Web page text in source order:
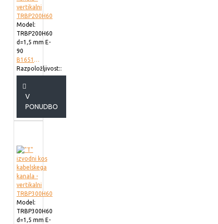
Model:
TRBP200H60
d=1,5 mm E-
90
B165102
Razpoložljivost::
V
PONUDBO
Model:
TRBP300H60
d=1,5 mm E-